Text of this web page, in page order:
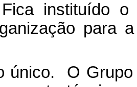
instituído o
para
único. O